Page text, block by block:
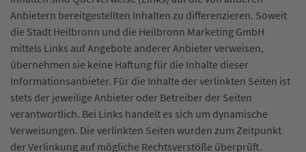
Anbietern bereitgestellten Inhalten zu differenzieren. Soweit
die Stadt Heilbronn und die Heilbronn Marketing GmbH
mittels Links auf Angebote anderer Anbieter verweisen,
übernehmen sie keine Haftung für die Inhalte dieser
Informationsanbieter. Für die Inhalte der verlinkten Seiten ist
stets der jeweilige Anbieter oder Betreiber der Seiten
verantwortlich. Bei Links handelt es sich um dynamische
Verweisungen. Die verlinkten Seiten wurden zum Zeitpunkt
der Verlinkung auf mögliche Rechtsverstöße überprüft.